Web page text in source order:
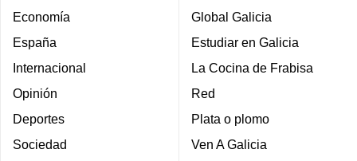
Economía
España
Internacional
Opinión
Deportes
Sociedad
Global Galicia
Estudiar en Galicia
La Cocina de Frabisa
Red
Plata o plomo
Ven A Galicia